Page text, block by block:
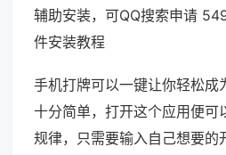
辅助安装，可QQ搜索申请
件安装教程
手机打牌可以一键让你轻松成
十分简单，打开这个应用便可
规律，只需要输入自己想要的